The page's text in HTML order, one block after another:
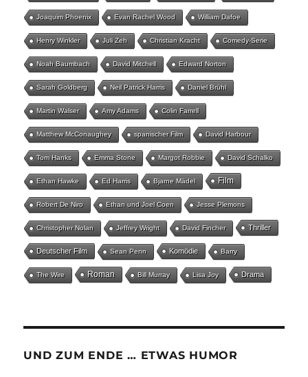
Joaquim Phoenix Evan Rachel Wood William Dafoe
Henry Winkler Juli Zeh Christian Kracht Comedy-Serie
Noah Baumbach David Mitchell Edward Norton
Sarah Goldberg Neil Patrick Harris Daniel Brühl
Martin Walser Amy Adams Colin Farrell
Matthew McConaughey spanischer Film David Harbour
Tom Hanks Emma Stone Margot Robbie David Schalko
Ethan Hawke Ed Harris Bjarne Mädel Film
Robert De Niro Ethan und Joel Coen Jesse Plemons
Christopher Nolan Jeffrey Wright David Fincher Thriller
Deutscher Film Sean Penn Komödie Barry
The Wire Roman Bill Murray Lisa Joy Drama
UND ZUM ENDE … ETWAS HUMOR